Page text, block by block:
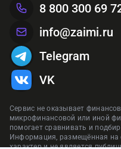
Сервис не оказывает
микрофинансовой или иной
помогает сравнивать и
Информация, размещённая на
характер и не является
8 800 300 69
info@zaimi.ru
Telegram
VK